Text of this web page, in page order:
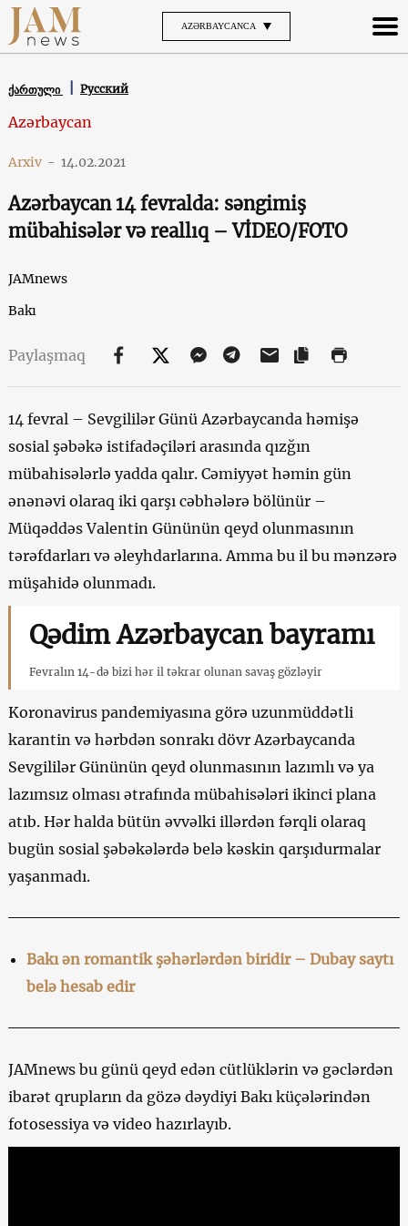
AZƏRBAYCANCA
ქართული Русский
Azərbaycan
Arxiv - 14.02.2021
Azərbaycan 14 fevralda: səngimiş
mübahisələr və reallıq – VİDEO/FOTO
JAMnews
Bakı
Paylaşmaq
14 fevral – Sevgililər Günü Azərbaycanda həmişə
sosial şəbəkə istifadəçiləri arasında qızğın
mübahisələrlə yadda qalır. Cəmiyyət həmin gün
ənənəvi olaraq iki qarşı cəbhələrə bölünür –
Müqəddəs Valentin Gününün qeyd olunmasının
tərəfdarları və əleyhdarlarına. Amma bu il bu mənzərə
müşahidə olunmadı.
Qədim Azərbaycan bayramı
Fevralın 14-də bizi hər il təkrar olunan savaş gözləyir
Koronavirus pandemiyasına görə uzunmüddətli
karantin və hərbdən sonrakı dövr Azərbaycanda
Sevgililər Gününün qeyd olunmasının lazımlı və ya
lazımsız olması ətrafında mübahisələri ikinci plana
atıb. Hər halda bütün əvvəlki illərdən fərqli olaraq
bugün sosial şəbəkələrdə belə kəskin qarşıdurmalar
yaşanmadı.
Bakı ən romantik şəhərlərdən biridir – Dubay saytı
belə hesab edir
JAMnews bu günü qeyd edən cütlüklərin və gəclərdən
ibarət qrupların da gözə dəydiyi Bakı küçələrindən
fotosessiya və video hazırlayıb.